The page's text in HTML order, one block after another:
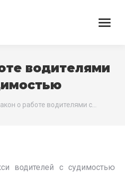
водителями
о работе водителями с…
водителей с судимостью